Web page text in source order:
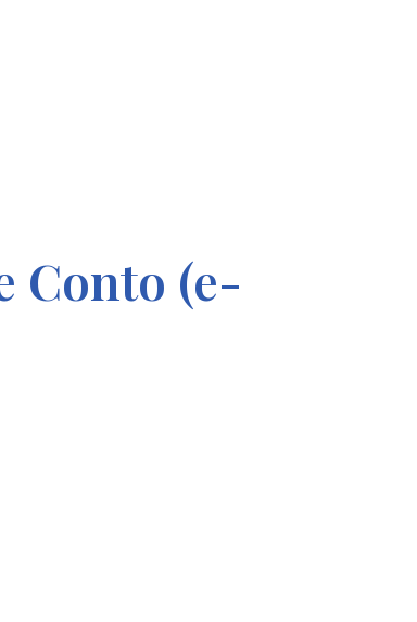
Conto (e-